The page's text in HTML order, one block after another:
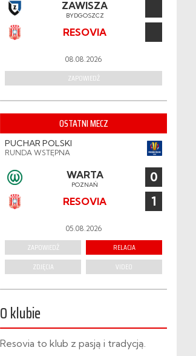
ZAWISZA
BYDGOSZCZ
RESOVIA
08.08.2026
ZAPOWIEDŹ
OSTATNI MECZ
PUCHAR POLSKI
RUNDA WSTĘPNA
WARTA
POZNAŃ 0
RESOVIA 1
05.08.2026
ZAPOWIEDŹ
RELACJA
ZDJĘCIA
VIDEO
O klubie
Resovia to klub z pasją i tradycją.